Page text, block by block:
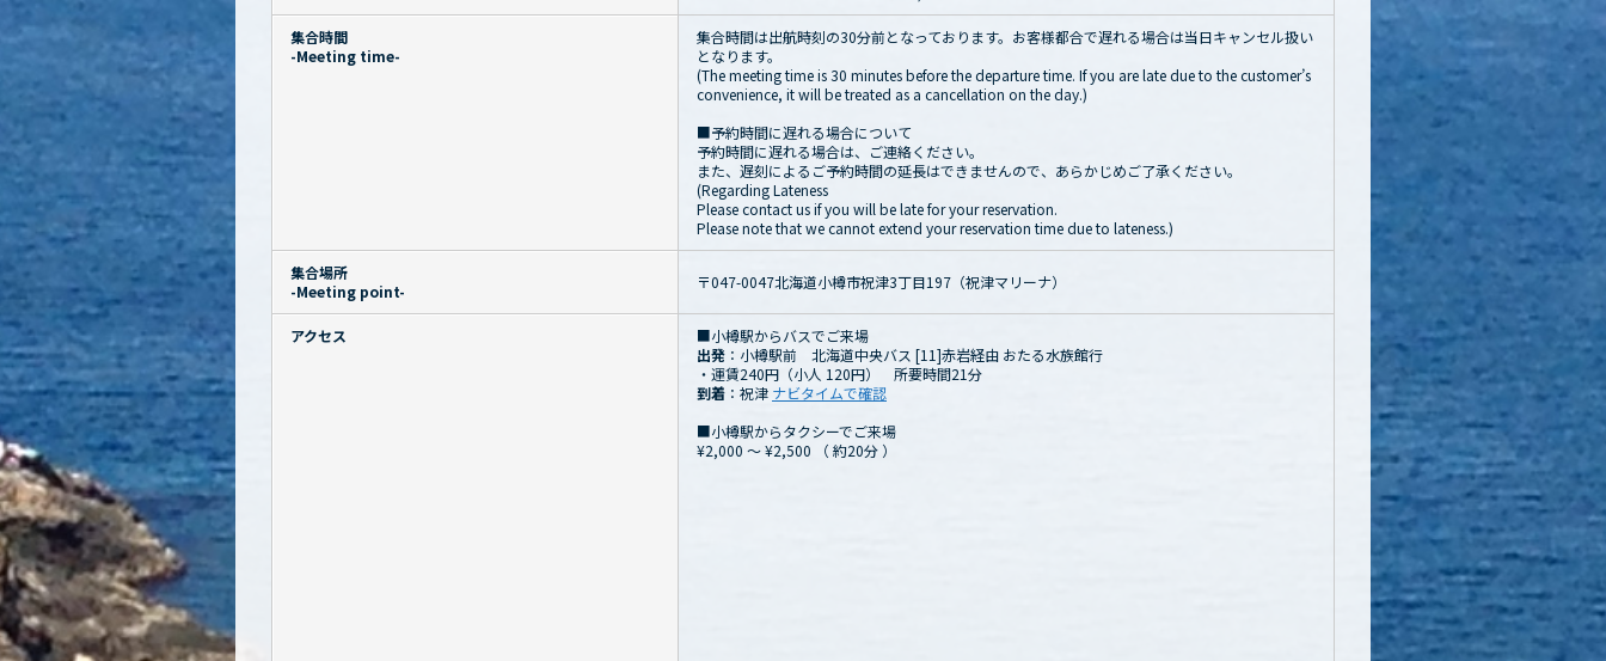
集合時間
-Meeting time-
集合時間は出航時刻の30分前となっております。お客様都合で遅れる場合は当日キャンセル扱い
となります。
(The meeting time is 30 minutes before the departure time. If you are late due to the customer’s
convenience, it will be treated as a cancellation on the day.)
■予約時間に遅れる場合について
予約時間に遅れる場合は、ご連絡ください。
また、遅刻によるご予約時間の延長はできませんので、あらかじめご了承ください。
(Regarding Lateness
Please contact us if you will be late for your reservation.
Please note that we cannot extend your reservation time due to lateness.)
集合場所
-Meeting point-
〒047-0047北海道小樽市祝津3丁目197（祝津マリーナ）
アクセス
■小樽駅からバスでご来場
出発 ：小樽駅前 北海道中央バス [11]赤岩経由 おたる水族館行
・運賃240円（小人 120円） 所要時間21分
到着 ：祝津 ナビタイムで確認
■小樽駅からタクシーでご来場
¥2,000 ～ ¥2,500 （ 約20分 ）